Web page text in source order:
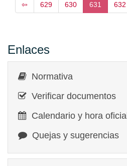
⇦ 629 630 631 632
Enlaces
Normativa
Verificar documentos
Calendario y hora oficial
Quejas y sugerencias